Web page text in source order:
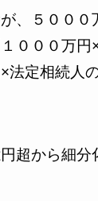
、５０００
０００万円
法定相続人
超から細分